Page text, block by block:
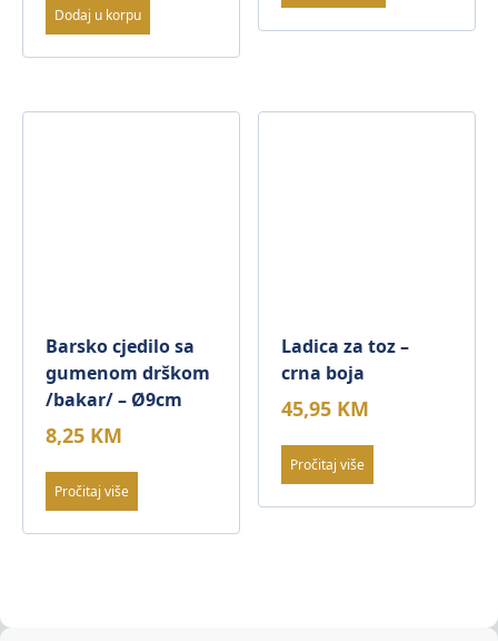
Dodaj u korpu
Barsko cjedilo sa
gumenom drškom
/bakar/ – Ø9cm
8,25 KM
Pročitaj više
Ladica za toz –
crna boja
45,95 KM
Pročitaj više